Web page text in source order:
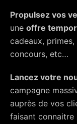
Propulsez vos
une offre
cadeaux,
concours, etc…
Lancez votre
campagne
auprès de vos
faisant